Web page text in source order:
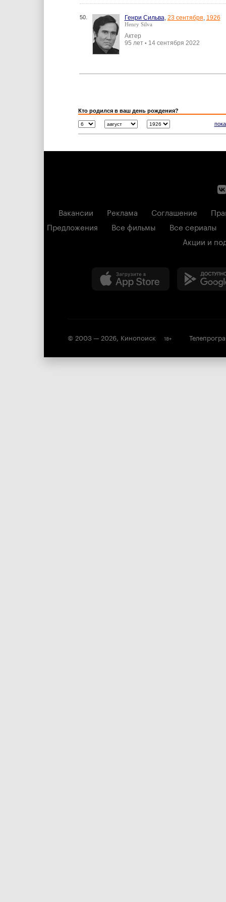
50. Генри Сильва, 23 сентября, 1926
Henry Silva
Актер
95 лет • 14 сентября 2022
Кто родился в ваш день рождения?
Вакансии Реклама Соглашение
Предложения
Все фильмы
Все сериалы
Акции и
© 2003 — 2026, Кинопоиск 18+